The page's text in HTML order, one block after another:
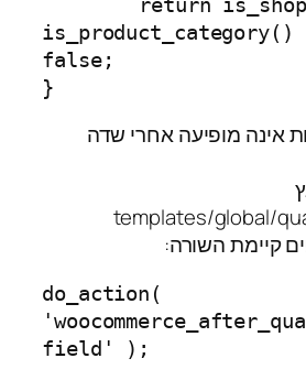
is_product_category()
false;
}
אינה מופיעה אחרי שדה
templates/global/
קיימת השורה:
do_action(
field' );